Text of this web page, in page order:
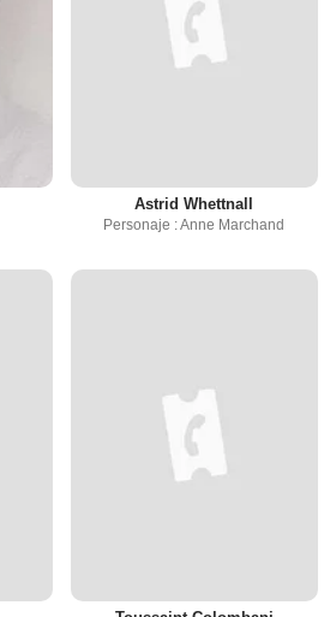
Astrid Whettnall
Personaje : Anne Marchand